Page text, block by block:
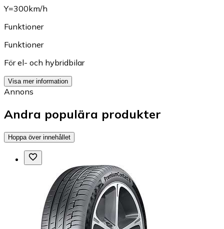
Y=300km/h
Funktioner
Funktioner
För el- och hybridbilar
Visa mer information
Annons
Andra populära produkter
Hoppa över innehållet